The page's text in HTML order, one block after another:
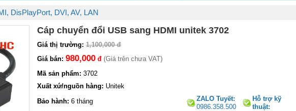
DisPlayPort, DVI, AV, LAN
Cáp chuyển đổi USB sang HDMI unitek 3702
Giá thị trường: 1,100,000 đ
Giá bán: 980,000 đ (Giá trên chưa VAT)
Mã sản phẩm: 3702
Xuất xứ/nguồn hàng: Unitek
ZALO Tuyết:
0986.358.500
Hỗ trợ kỹ
thuật:
Bảo hành: 6 tháng